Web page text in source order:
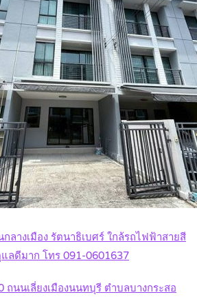
ลางเมือง รัตนาธิเบศร์ ใกล้รถไฟฟ้าสายสี
ลดีมาก โทร 091-0601637
ถนนเลี่ยงเมืองนนทบุรี ตำบลบางกระสอ